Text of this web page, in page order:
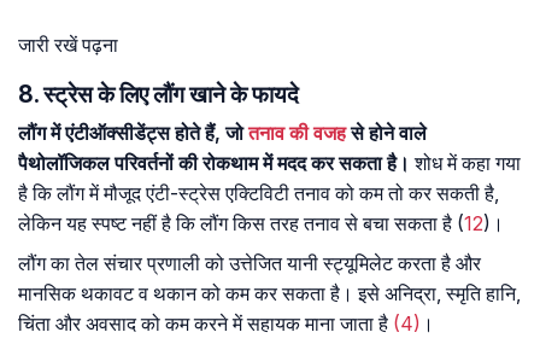
जारी रखें पढ़ना
8. स्ट्रेस के लिए लौंग खाने के फायदे
लौंग में एंटीऑक्सीडेंट्स होते हैं, जोतनाव की वजहसे होने वाले
पैथोलॉजिकल परिवर्तनों की रोकथाम में मदद कर सकता है। शोध में कहा गया
है कि लौंग में मौजूद एंटी-स्ट्रेस एक्टिविटी तनाव को कम तो कर सकती है,
लेकिन यह स्पष्ट नहीं है कि लौंग किस तरह तनाव से बचा सकता है (12)।
लौंग का तेल संचार प्रणाली को उत्तेजित यानी स्ट्यूमिलेट करता है और
मानसिक थकावट व थकान को कम कर सकता है। इसे अनिद्रा, स्मृति हानि,
चिंता और अवसाद को कम करने में सहायक माना जाता है (4) ।